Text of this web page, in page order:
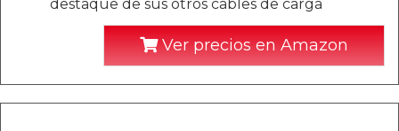
destaque de sus otros cables de carga
Ver precios en Amazon